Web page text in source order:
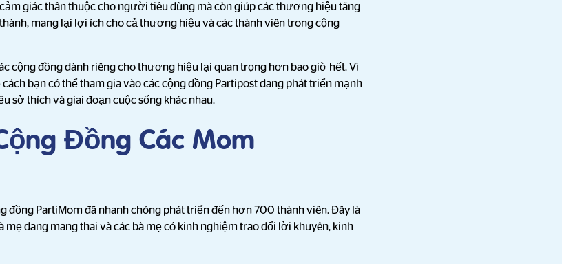
giác thân thuộc cho người tiêu dùng mà còn giúp các thương hiệu tăng
mang lại lợi ích cho cả thương hiệu và các thành viên trong cộng
cộng đồng dành riêng cho thương hiệu lại quan trọng hơn bao giờ hết. Vì
bạn có thể tham gia vào các cộng đồng Partipost đang phát triển mạnh
sở thích và giai đoạn cuộc sống khác nhau.
Đồng Các Mom
đồng PartiMom đã nhanh chóng phát triển đến hơn 700 thành viên. Đây là
mẹ đang mang thai và các bà mẹ có kinh nghiệm trao đổi lời khuyên, kinh